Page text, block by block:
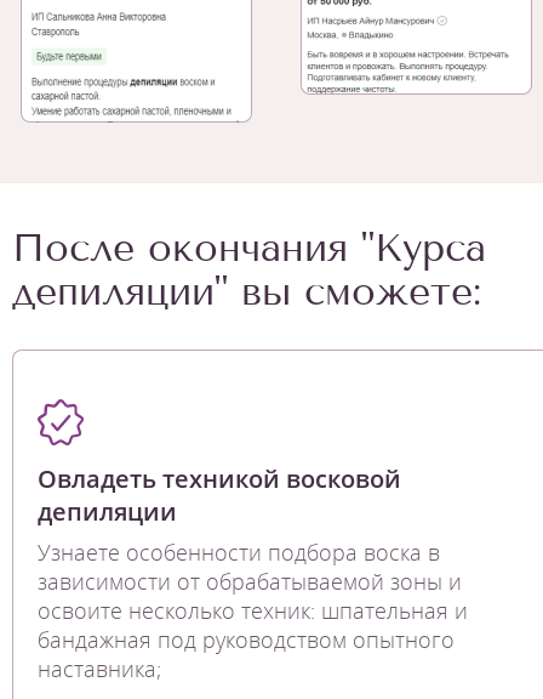
После окончания "Курса
депиляции" вы сможете:
Овладеть техникой восковой
депиляции
Узнаете особенности подбора воска в
зависимости от обрабатываемой зоны и
освоите несколько техник: шпательная и
бандажная под руководством опытного
наставника;